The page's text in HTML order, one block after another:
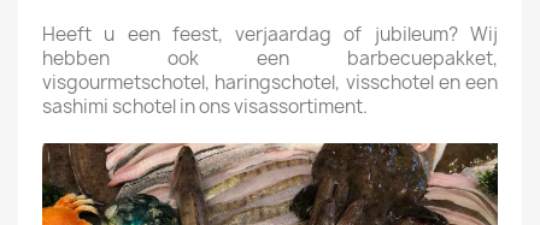
Heeft u een feest, verjaardag of jubileum? Wij
hebben ook een barbecuepakket,
visgourmetschotel, haringschotel, visschotel en een
sashimi schotel in ons visassortiment.